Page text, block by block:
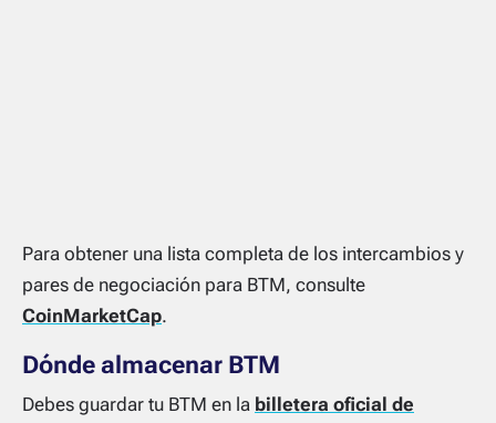
Para obtener una lista completa de los intercambios y
pares de negociación para BTM, consulte
CoinMarketCap.
Dónde almacenar BTM
Debes guardar tu BTM en la billetera oficial de